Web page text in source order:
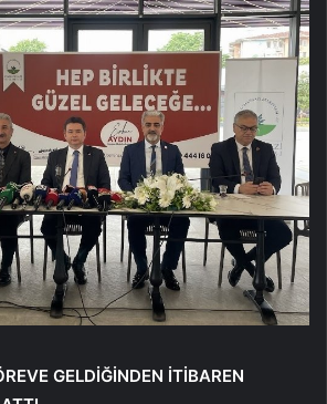
GELDİĞİNDEN İTİBAREN